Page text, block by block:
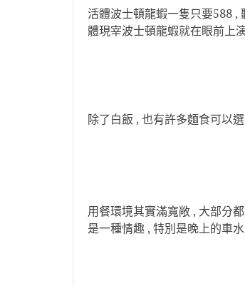
活體波士頓龍蝦一隻只要588 ,
體現宰波士頓龍蝦就在眼前上
除了白飯 , 也有許多麵食可以
用餐環境其實滿寬敞 , 大部分
是一種情趣 , 特別是晚上的車